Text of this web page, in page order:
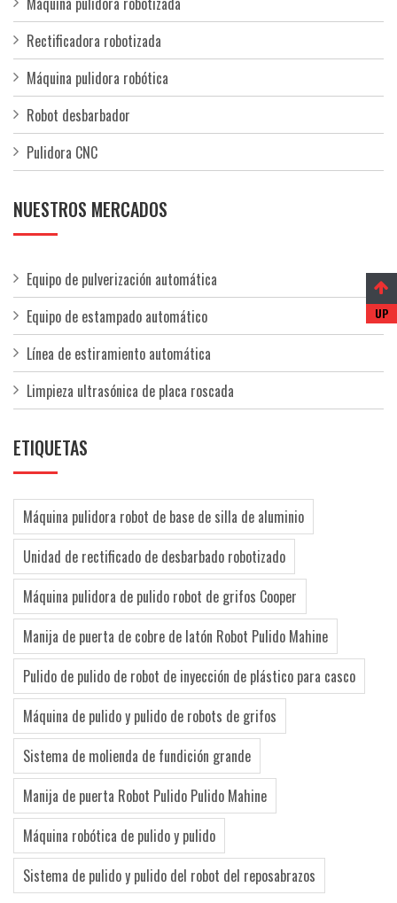
Rectificadora robotizada
Máquina pulidora robótica
Robot desbarbador
Pulidora CNC
NUESTROS MERCADOS
Equipo de pulverización automática
Equipo de estampado automático
Línea de estiramiento automática
Limpieza ultrasónica de placa roscada
ETIQUETAS
Máquina pulidora robot de base de silla de aluminio
Unidad de rectificado de desbarbado robotizado
Máquina pulidora de pulido robot de grifos Cooper
Manija de puerta de cobre de latón Robot Pulido Mahine
Pulido de pulido de robot de inyección de plástico para casco
Máquina de pulido y pulido de robots de grifos
Sistema de molienda de fundición grande
Manija de puerta Robot Pulido Pulido Mahine
Máquina robótica de pulido y pulido
Sistema de pulido y pulido del robot del reposabrazos